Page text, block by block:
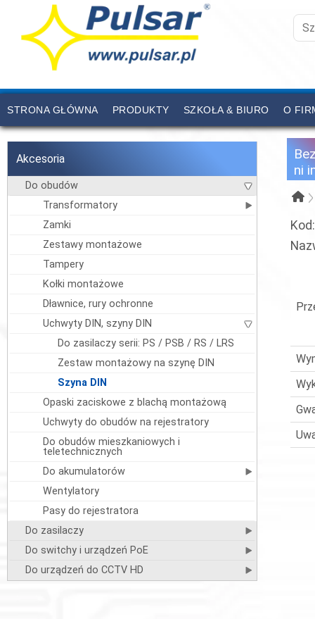
STRONA GŁÓWNA PRODUKTY SZKOŁA & BIURO O
CENNIK KONTAKT
Akcesoria
Do obudów
Transformatory
Zamki
Zestawy montażowe
Tampery
Kołki montażowe
Dławnice, rury ochronne
Uchwyty DIN, szyny DIN
Do zasilaczy serii: PS / PSB / RS / LRS
Zestaw montażowy na szynę DIN
Szyna DIN
Opaski zaciskowe z blachą montażową
Uchwyty do obudów na rejestratory
Do obudów mieszkaniowych i
teletechnicznych
Do akumulatorów
Wentylatory
Pasy do rejestratora
Do zasilaczy
Do switchy i urządzeń PoE
Do urządzeń do CCTV HD
ni
Kod: